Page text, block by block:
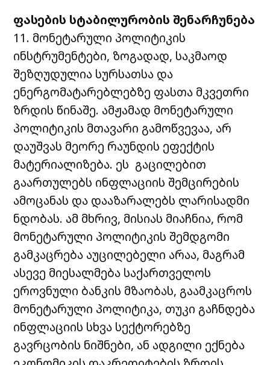
ფასების სტაბილურობის შენარჩუნება
11. მონეტარული პოლიტიკის
ინსტრუმენტები, ზოგადად, საკმაოდ
შეზღუდულია სურსათსა და
ენერგომატარებლებზე ფასთა მკვეთრი
ზრდის წინაშე. ამჟამად მონეტარული
პოლიტიკის მთავარი გამოწვევაა, არ
დაუშვას მეორე რაუნდის ეფექტის
მატერიალიზება. ეს გაცილებით
გაართულებს ინფლაციის შემცირების
ამოცანას და დააზარალებს ლარისადმი
ნდობას. ამ მხრივ, მისიას მიაჩნია, რომ
მონეტარული პოლიტიკის შემდგომი
გამკაცრება აუცილებელი არაა, მაგრამ
ასევე მიესალმება საქართველოს
ეროვნული ბანკის მზაობას, გაამკაცროს
მონეტარული პოლიტიკა, თუკი გაჩნდება
ინფლაციის სხვა სექტორებზე
გავრცობის ნიშნები, ან ადგილი ექნება